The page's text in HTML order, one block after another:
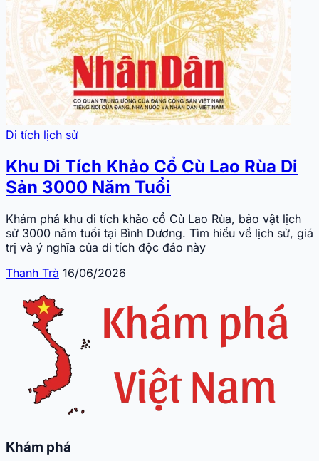
Di tích lịch sử
Khu Di Tích Khảo Cổ Cù Lao Rùa Di
Sản 3000 Năm Tuổi
Khám phá khu di tích khảo cổ Cù Lao Rùa, bảo vật lịch
sử 3000 năm tuổi tại Bình Dương. Tìm hiểu về lịch sử, giá
trị và ý nghĩa của di tích độc đáo này
Thanh Trà 16/06/2026
Khám phá